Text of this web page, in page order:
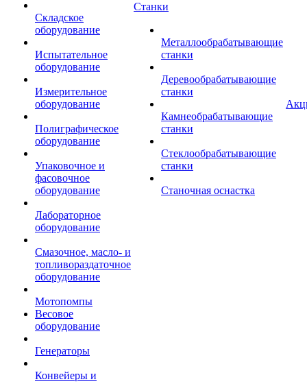
Складское
оборудование
Испытательное
оборудование
Измерительное
оборудование
Полиграфическое
оборудование
Упаковочное и
фасовочное
оборудование
Лабораторное
оборудование
Смазочное, масло- и
топливораздаточное
оборудование
Мотопомпы
Весовое
оборудование
Генераторы
Конвейеры и
Станки
Металлообрабатывающие
станки
Деревообрабатывающие
станки
Камнеобрабатывающие
станки
Стеклообрабатывающие
станки
Станочная оснастка